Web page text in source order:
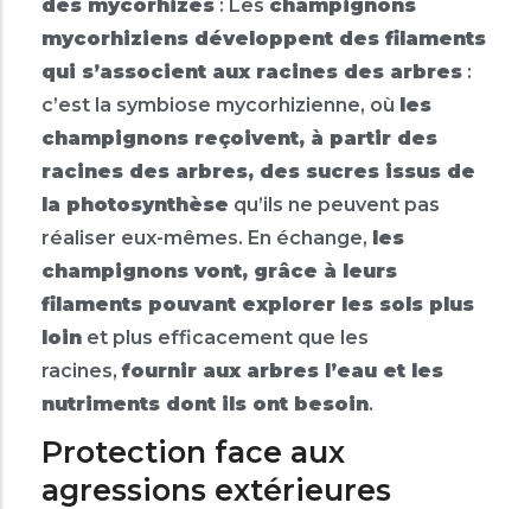
des mycorhizes : Les champignons
mycorhiziens développent des filaments
qui s’associent aux racines des arbres :
c’est la symbiose mycorhizienne, où les
champignons reçoivent, à partir des
racines des arbres, des sucres issus de
la photosynthèse qu’ils ne peuvent pas
réaliser eux-mêmes. En échange, les
champignons vont, grâce à leurs
filaments pouvant explorer les sols plus
loin et plus efficacement que les
racines,fournir aux arbres l’eau et les
nutriments dont ils ont besoin.
Protection face aux
agressions extérieures